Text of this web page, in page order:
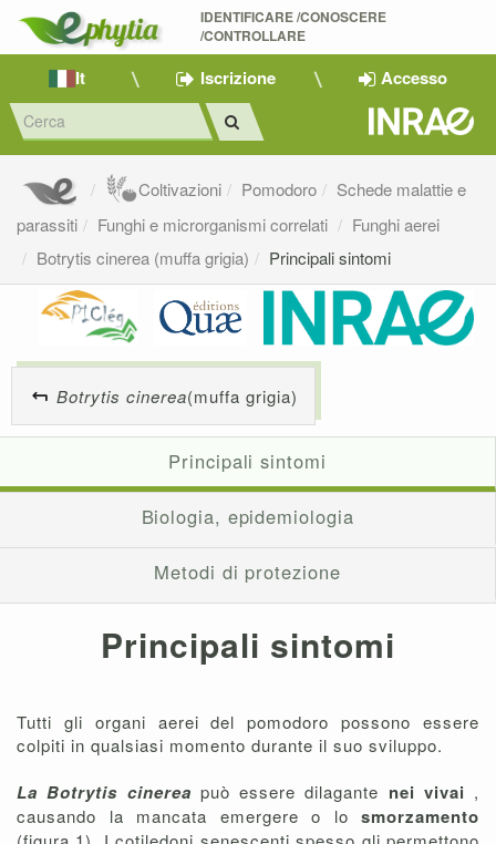
IDENTIFICARE /CONOSCERE
/CONTROLLARE
It Iscrizione Accesso
Coltivazioni Pomodoro
Schede malattie e
parassiti
Funghi e microrganismi correlati
Funghi aerei
Botrytis cinerea (muffa grigia)
Principali sintomi
Botrytis cinerea(muffa grigia)
Principali sintomi
Biologia, epidemiologia
Metodi di protezione
Principali sintomi
Tutti gli organi aerei del pomodoro possono essere
colpiti in qualsiasi momento durante il suo sviluppo.
La Botrytis cinerea può essere dilagante nei vivai ,
causando la mancata emergere o lo smorzamento